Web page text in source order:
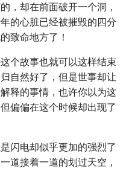
，却在前面破开一个洞，
的心脏已经被摧毁的四分
致命地方了！
个故事也就可以这样结束
自然好了，但是世事却让
释的事情，也许你以为这
偏偏在这个时候却出现了
闪电却似乎更加的强烈了
道接着一道的划过天空，